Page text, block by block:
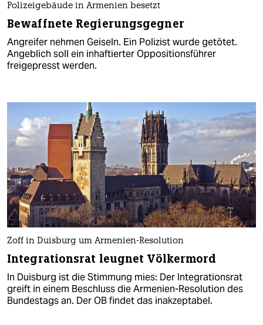
Polizeigebäude in Armenien besetzt
Bewaffnete Regierungsgegner
Angreifer nehmen Geiseln. Ein Polizist wurde getötet.
Angeblich soll ein inhaftierter Oppositionsführer
freigepresst werden.
Zoff in Duisburg um Armenien-Resolution
Integrationsrat leugnet Völkermord
In Duisburg ist die Stimmung mies: Der Integrationsrat
greift in einem Beschluss die Armenien-Resolution des
Bundestags an. Der OB findet das inakzeptabel.